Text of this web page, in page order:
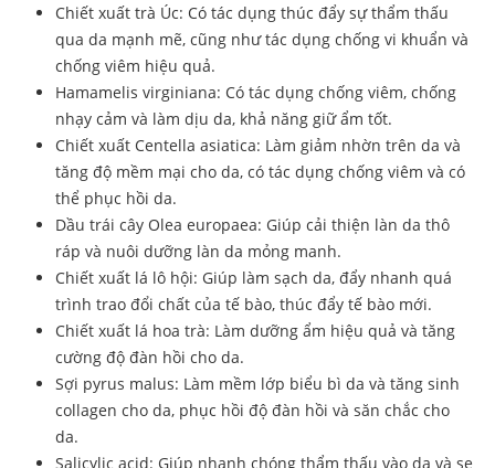
Chiết xuất trà Úc: Có tác dụng thúc đẩy sự thẩm thấu
qua da mạnh mẽ, cũng như tác dụng chống vi khuẩn và
chống viêm hiệu quả.
Hamamelis virginiana: Có tác dụng chống viêm, chống
nhạy cảm và làm dịu da, khả năng giữ ẩm tốt.
Chiết xuất Centella asiatica: Làm giảm nhờn trên da và
tăng độ mềm mại cho da, có tác dụng chống viêm và có
thể phục hồi da.
Dầu trái cây Olea europaea: Giúp cải thiện làn da thô
ráp và nuôi dưỡng làn da mỏng manh.
Chiết xuất lá lô hội: Giúp làm sạch da, đẩy nhanh quá
trình trao đổi chất của tế bào, thúc đẩy tế bào mới.
Chiết xuất lá hoa trà: Làm dưỡng ẩm hiệu quả và tăng
cường độ đàn hồi cho da.
Sợi pyrus malus: Làm mềm lớp biểu bì da và tăng sinh
collagen cho da, phục hồi độ đàn hồi và săn chắc cho
da.
Salicylic acid: Giúp nhanh chóng thẩm thấu vào da và se